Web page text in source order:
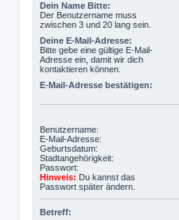
Dein Name Bitte:
Der Benutzername muss
zwischen 3 und 20 lang sein.
Deine E-Mail-Adresse:
Bitte gebe eine gültige E-Mail-
Adresse ein, damit wir dich
kontaktieren können.
E-Mail-Adresse bestätigen:
Benutzername:
E-Mail-Adresse:
Geburtsdatum:
Stadtangehörigkeit:
Passwort:
Hinweis: Du kannst das
Passwort später ändern.
Betreff: